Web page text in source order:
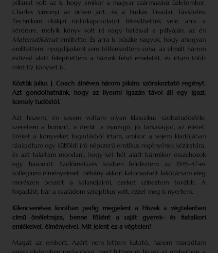
pillanat volt az is, hogy amikor a magyar származású üzletember,
Charles Simonyi az űrben járt, és a Puskás Tivadar Távközlési
Technikum diákjai rádiókapcsolatot létesíthettek vele, arra a
kérdésre, melyik könyv volt rá nagy hatással a pályáján, az én
Matematikámatemlítette. És arra is büszke vagyok, hogy ahogyan
említettem, nyugdíjasként sem tétlenkedtem soha, az elmúlt három
évtized alatt felépítettem a házunk felső emeletét, és írtam több
mint tíz könyvet is.
Köztük Julius J. Coach álnéven három pikáns szórakoztató regényt.
Azt gondolhatnánk, hogy az ilyesmi igazán távol áll egy igazi,
komoly tudóstól.
Azt hiszem, én sosem voltam olyan klasszikus szobatudósféle,
szeretem a humort, a derűt, a nyüzsgő, jó társaságot, az életet.
Ezeket a könyveket fogadásból írtam, amikor a vejem kiadójában
ráakadtam egy külföldi író népszerű erotikus regényének kéziratára,
és azt találtam mondani, hogy két hét alatt bármikor összehozok
egy hasonlót. Szőlőmetszés közben felidéztem az 1945–47-es
kollégiumi élményeimet, néhány akkori katonaviselt lakótársam elég
merészen beszélt a kalandjairól, ezeket színeztem tovább. A
fogadást, bár a családom szkeptikus volt, ezzel meg is nyertem.
Kilencvenéves korában pedig megjelent a Hiszek a végtelenben
című önéletrajza, benne főként a saját gyerek- és fiatalkori
emlékeivel, élményeivel. Mit jelent ez a végtelen?
Magát az embert. Azért nem lettem kutató, hanem maradtam